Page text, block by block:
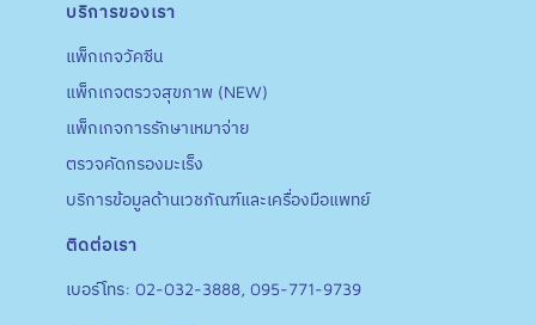
บริการของเรา
แพ็กเกจวัคซีน
แพ็กเกจตรวจสุขภาพ (NEW)
แพ็กเกจการรักษาเหมาจ่าย
ตรวจคัดกรองมะเร็ง
บริการข้อมูลด้านเวชภัณฑ์และเครื่องมือแพทย์
ติดต่อเรา
เบอร์โทร: 02-032-3888, 095-771-9739